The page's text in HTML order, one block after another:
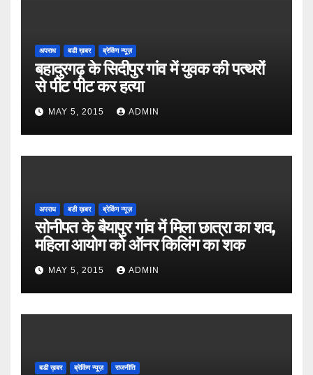
अपराध बडी ख़बर ब्रेकिंग न्यूज़
बहादुरगढ़ के सिदीपुर गांव में युवक की पत्थरों
से पीट पीट कर हत्या
MAY 5, 2015 ADMIN
अपराध बडी ख़बर ब्रेकिंग न्यूज़
सोनीपत के बैयापुर गांव में मिला छात्रा का शव,
महिला आयोग को ऑनर किलिंग का शक
MAY 5, 2015 ADMIN
बडी ख़बर ब्रेकिंग न्यूज़ राजनीति